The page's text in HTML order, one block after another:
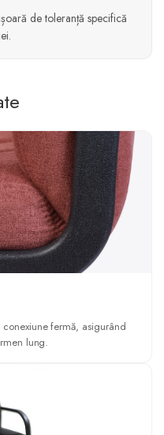
de toleranță specifică
conexiune fermă, asigurând
lung.